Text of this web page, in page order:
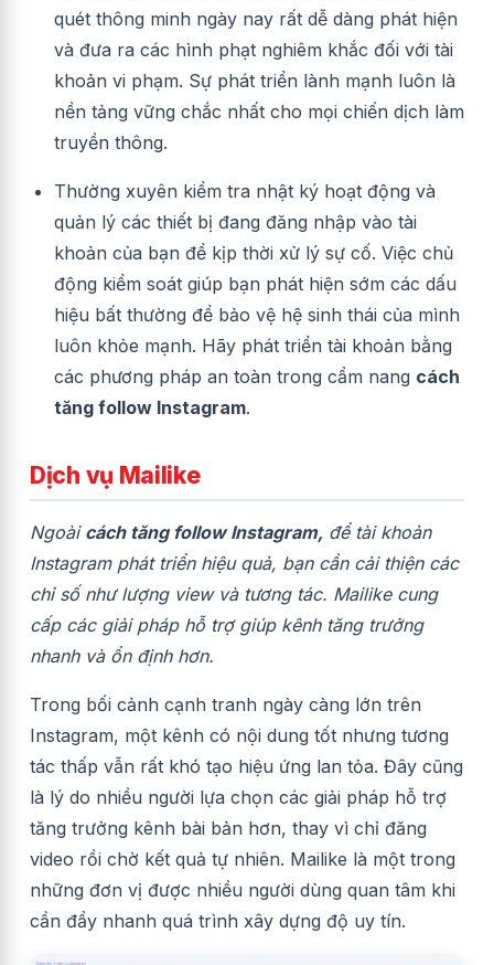
quét thông minh ngày nay rất dễ dàng phát hiện
và đưa ra các hình phạt nghiêm khắc đối với tài
khoản vi phạm. Sự phát triển lành mạnh luôn là
nền tảng vững chắc nhất cho mọi chiến dịch làm
truyền thông.
Thường xuyên kiểm tra nhật ký hoạt động và
quản lý các thiết bị đang đăng nhập vào tài
khoản của bạn để kịp thời xử lý sự cố. Việc chủ
động kiểm soát giúp bạn phát hiện sớm các dấu
hiệu bất thường để bảo vệ hệ sinh thái của mình
luôn khỏe mạnh. Hãy phát triển tài khoản bằng
các phương pháp an toàn trong cẩm nang cách
tăng follow Instagram.
Dịch vụ Mailike
Ngoài cách tăng follow Instagram, để tài khoản
Instagram phát triển hiệu quả, bạn cần cải thiện các
chỉ số như lượng view và tương tác. Mailike cung
cấp các giải pháp hỗ trợ giúp kênh tăng trưởng
nhanh và ổn định hơn.
Trong bối cảnh cạnh tranh ngày càng lớn trên
Instagram, một kênh có nội dung tốt nhưng tương
tác thấp vẫn rất khó tạo hiệu ứng lan tỏa. Đây cũng
là lý do nhiều người lựa chọn các giải pháp hỗ trợ
tăng trưởng kênh bài bản hơn, thay vì chỉ đăng
video rồi chờ kết quả tự nhiên. Mailike là một trong
những đơn vị được nhiều người dùng quan tâm khi
cần đẩy nhanh quá trình xây dựng độ uy tín.